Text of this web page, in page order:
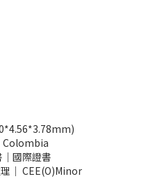
Colombia
國際證書
｜ CEE(O)Minor​